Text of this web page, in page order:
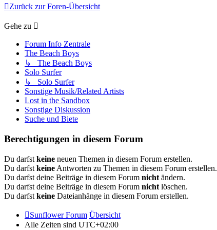
Zurück zur Foren-Übersicht
Gehe zu
Forum Info Zentrale
The Beach Boys
↳ The Beach Boys
Solo Surfer
↳ Solo Surfer
Sonstige Musik/Related Artists
Lost in the Sandbox
Sonstige Diskussion
Suche und Biete
Berechtigungen in diesem Forum
Du darfst keine neuen Themen in diesem Forum erstellen.
Du darfst keine Antworten zu Themen in diesem Forum erstellen.
Du darfst deine Beiträge in diesem Forum nicht ändern.
Du darfst deine Beiträge in diesem Forum nicht löschen.
Du darfst keine Dateianhänge in diesem Forum erstellen.
Sunflower Forum Übersicht
Alle Zeiten sind UTC+02:00